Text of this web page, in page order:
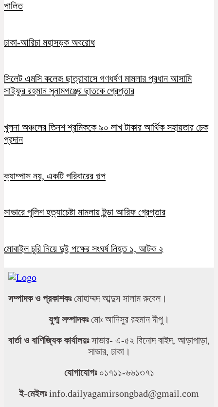
পালিত
ঢাকা-আরিচা মহাসড়ক অবরোধ
সিলেট এমসি কলেজ ছাত্রাবাসে গণধর্ষণ মামলার প্রধান আসামি
সাইফুর রহমান সুনামগঞ্জের ছাতকে গ্রেপ্তার
খুলনা অঞ্চলের তিনশ শ্রমিককে ৯০ লাখ টাকার আর্থিক সহায়তার চেক
প্রদান
ক্যাম্পাস নয়, একটি পরিবারের গল্প
সাভারে পুলিশ হত্যাচেষ্টা মামলায় টুন্ডা আরিফ গ্রেপ্তার
মোবাইল চুরি নিয়ে দুই পক্ষের সংঘর্ষ নিহত ১, আটক ২
সম্পাদক ও প্রকাশকঃমোহাম্মদ আব্দুস সালাম রুবেল।
যুগ্ম সম্পাদকঃমোঃ আনিসুর রহমান দীপু।
বার্তা ও বাণিজ্যিক কার্যালয়ঃসাভার- এ-৫২ বিনোদ বাইদ, আড়াপাড়া,
সাভার, ঢাকা।
যোগাযোগঃ০১৭১১-৬৬১৩৭১
ই-মেইলঃinfo.dailyagamirsongbad@gmail.com